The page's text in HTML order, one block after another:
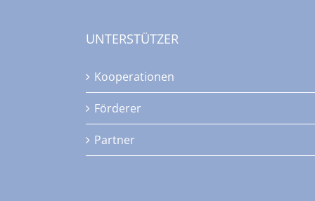
UNTERSTÜTZER
Kooperationen
Förderer
Partner